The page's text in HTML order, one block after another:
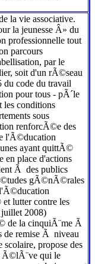
la vie associative.
la jeunesse Â» du
professionnelle tout
parcours
par le
soit d'un rÃ©seau
code du travail
pour tous - pÃ´le
les conditions
sous
renforcÃ©e des
l'Ã©ducation
ayant quittÃ©
place d'actions
Ã des publics
gÃ©nÃ©rales
lutter contre les
2008)
de la cinquiÃ¨me Ã
de remise Ã niveau
propose des
Ã©lÃ¨ve qui le